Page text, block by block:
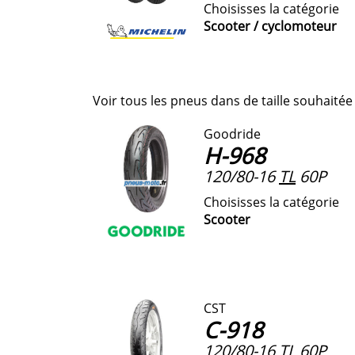
Choisisses la catégorie
Scooter / cyclomoteur
Voir tous les pneus dans de taille souhaitée
Goodride
H-968
120/80-16 TL60P
Choisisses la catégorie
Scooter
CST
C-918
120/80-16 TL 60P